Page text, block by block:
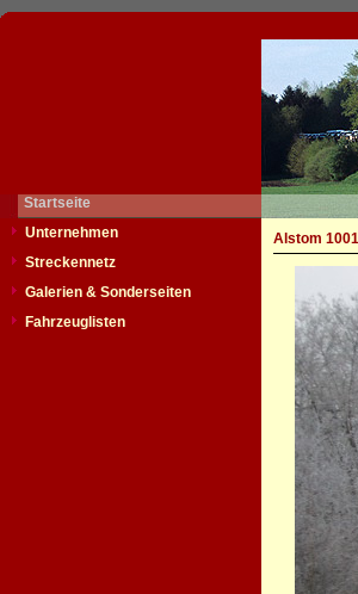
Startseite
Unternehmen
Streckennetz
Galerien & Sonderseiten
Fahrzeuglisten
Alstom